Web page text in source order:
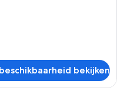
bekijken